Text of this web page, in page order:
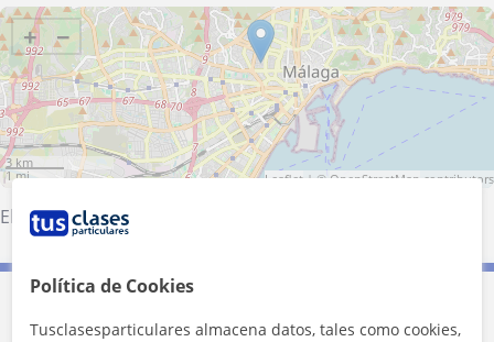
+ −
3 km
1 mi
Leaflet| ©OpenStreetMapcontributors
El Borge·Málaga (Ciudad)
Política de Cookies
Tusclasesparticulares almacena datos, tales como cookies,